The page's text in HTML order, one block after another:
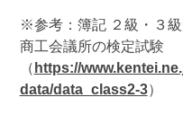
※参考：簿記 ２級・３級
商工会議所の検定試験
（ https://
data/data_class2-3）